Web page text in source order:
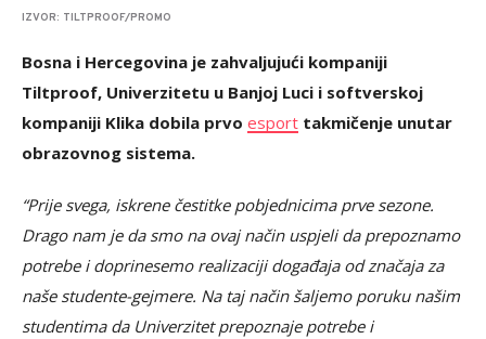
IZVOR: TILTPROOF/PROMO
Bosna i Hercegovina je zahvaljujući kompaniji
Tiltproof, Univerzitetu u Banjoj Luci i softverskoj
kompaniji Klika dobila prvo esport takmičenje unutar
obrazovnog sistema.
“Prije svega, iskrene čestitke pobjednicima prve sezone.
Drago nam je da smo na ovaj način uspjeli da prepoznamo
potrebe i doprinesemo realizaciji događaja od značaja za
naše studente-gejmere. Na taj način šaljemo poruku našim
studentima da Univerzitet prepoznaje potrebe i